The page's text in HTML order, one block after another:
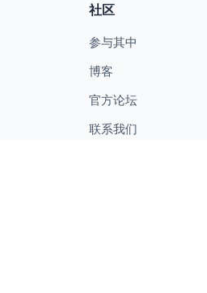
社区
参与其中
博客
官方论坛
联系我们